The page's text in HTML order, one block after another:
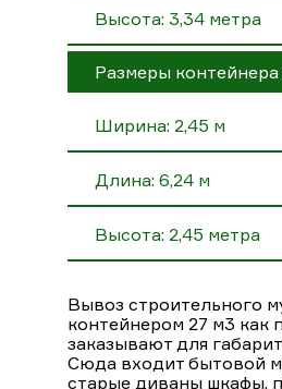
Высота: 3,34 метра
Размеры контейнера
Ширина: 2,45 м
Длина: 6,24 м
Высота: 2,45 метра
Вывоз строительного
контейнером 27 м3 как
заказывают для
Сюда входит бытовой
старые диваны шкафы,